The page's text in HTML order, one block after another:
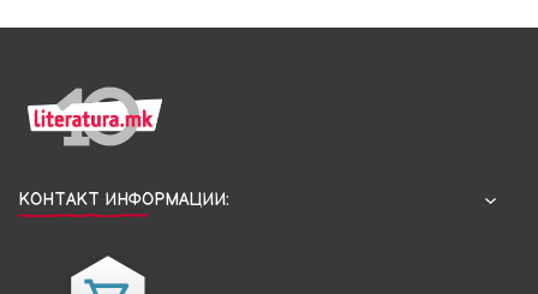
КОНТАКТ ИНФОРМАЦИИ: